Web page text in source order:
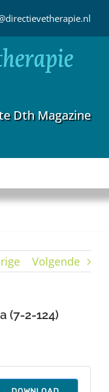
Dth Magazine
Volgende
(7-2-124)